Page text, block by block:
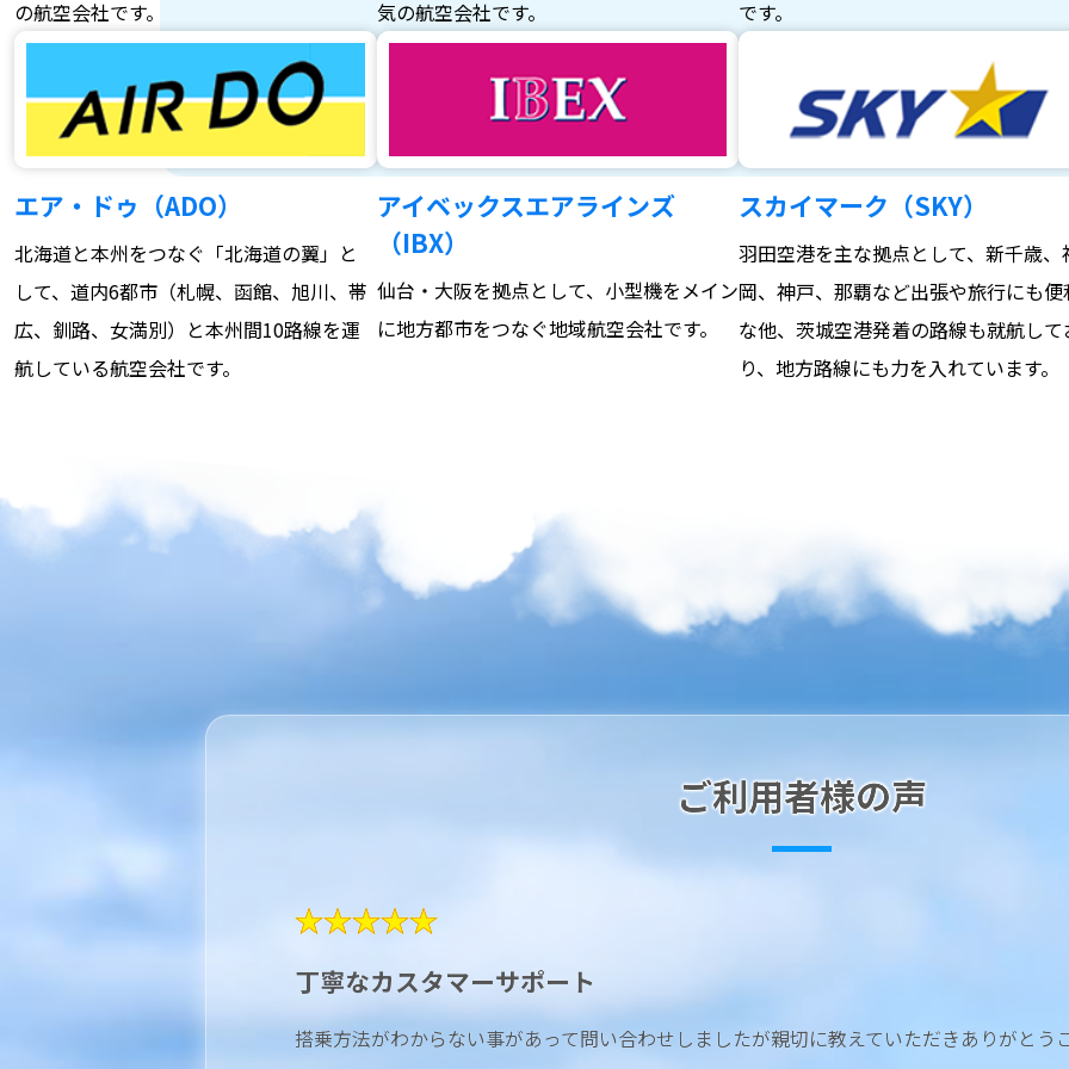
の航空会社です。
気の航空会社です。
です。
エア・ドゥ（ADO）
北海道と本州をつなぐ「北海道の翼」と
して、道内6都市（札幌、函館、旭川、帯
広、釧路、女満別）と本州間10路線を運
航している航空会社です。
アイベックスエアラインズ
（IBX）
仙台・大阪を拠点として、小型機をメイン
に地方都市をつなぐ地域航空会社です。
スカイマーク（SKY）
羽田空港を主な拠点として、新千歳、
岡、神戸、那覇など出張や旅行にも便
な他、茨城空港発着の路線も就航して
り、地方路線にも力を入れています。
ご利用者様の声
★★★★★
丁寧なカスタマーサポート
搭乗方法がわからない事があって問い合わせしましたが親切に教えていただきありがとう